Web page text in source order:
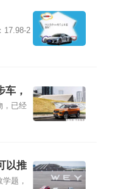
17.98-2
车，
，已经
以推
题，